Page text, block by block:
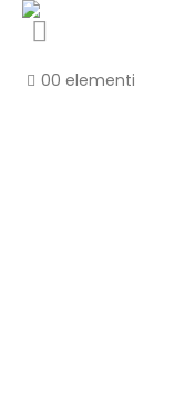
00 elementi